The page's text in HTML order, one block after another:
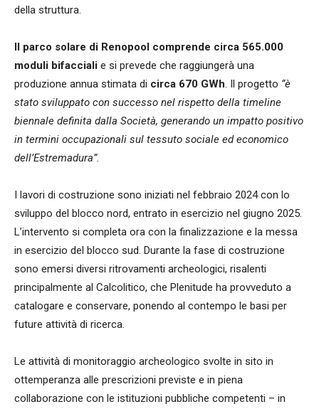
della struttura.
Il parco solare di Renopool comprende circa 565.000
moduli bifacciali e si prevede che raggiungerà una
produzione annua stimata di circa 670 GWh. Il progetto “è
stato sviluppato con successo nel rispetto della timeline
biennale definita dalla Società, generando un impatto positivo
in termini occupazionali sul tessuto sociale ed economico
dell’Estremadura”.
I lavori di costruzione sono iniziati nel febbraio 2024 con lo
sviluppo del blocco nord, entrato in esercizio nel giugno 2025.
L’intervento si completa ora con la finalizzazione e la messa
in esercizio del blocco sud. Durante la fase di costruzione
sono emersi diversi ritrovamenti archeologici, risalenti
principalmente al Calcolitico, che Plenitude ha provveduto a
catalogare e conservare, ponendo al contempo le basi per
future attività di ricerca.
Le attività di monitoraggio archeologico svolte in sito in
ottemperanza alle prescrizioni previste e in piena
collaborazione con le istituzioni pubbliche competenti – in